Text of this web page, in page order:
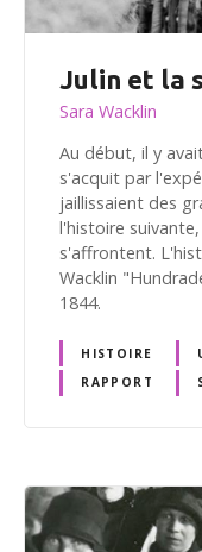
Julin et la
Sara Wacklin
Au début, il y
s'acquit par
jaillissaient des
l'histoire
s'affrontent.
Wacklin
1844.
HISTOIRE
RAPPORT